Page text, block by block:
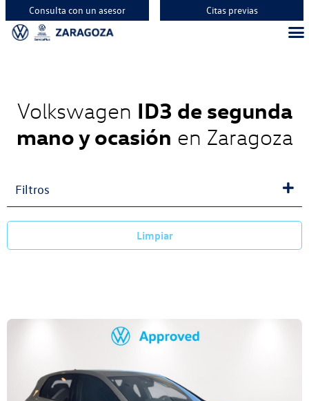
Consulta con un asesor Citas previas
Volkswagen ID3 de segunda
mano y ocasión en Zaragoza
Filtros
Limpiar